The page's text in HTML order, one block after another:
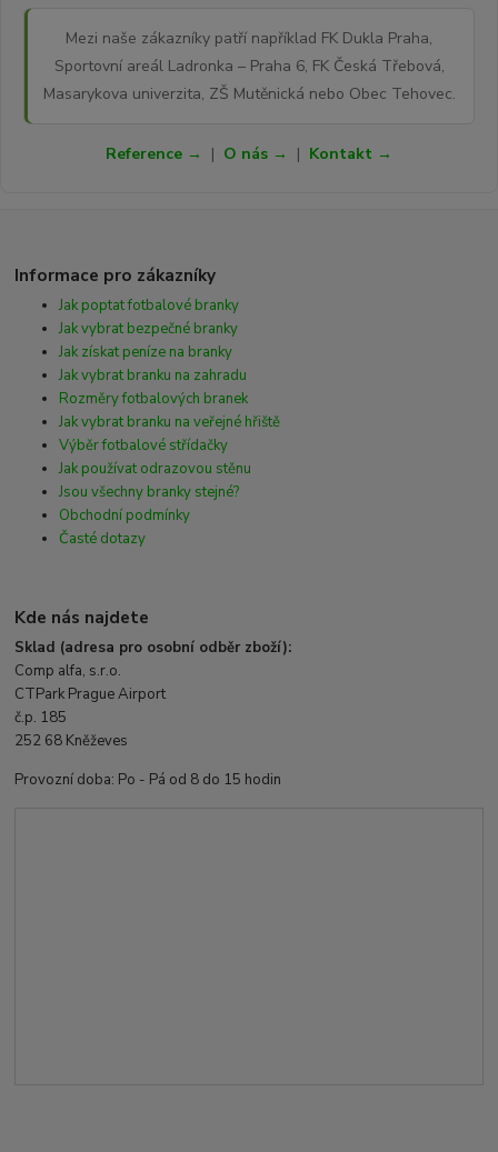
Mezi naše zákazníky patří například FK Dukla Praha,
Sportovní areál Ladronka – Praha 6, FK Česká Třebová,
Masarykova univerzita, ZŠ Mutěnická nebo Obec Tehovec.
Reference → | O nás → | Kontakt →
Informace pro zákazníky
Jak poptat fotbalové branky
Jak vybrat bezpečné branky
Jak získat peníze na branky
Jak vybrat branku na zahradu
Rozměry fotbalových branek
Jak vybrat branku na veřejné hřiště
Výběr fotbalové střídačky
Jak používat odrazovou stěnu
Jsou všechny branky stejné?
Obchodní podmínky
Časté dotazy
Kde nás najdete
Sklad (adresa pro osobní odběr zboží):
Comp alfa, s.r.o.
CTPark Prague Airport
č.p. 185
252 68 Kněževes
Provozní doba: Po - Pá od 8 do 15 hodin